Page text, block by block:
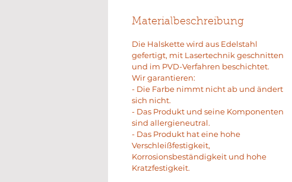
Materialbeschreibung
Die Halskette wird aus Edelstahl
gefertigt, mit Lasertechnik geschnitten
und im PVD-Verfahren beschichtet.
Wir garantieren:
- Die Farbe nimmt nicht ab und ändert
sich nicht.
- Das Produkt und seine Komponenten
sind allergieneutral.
- Das Produkt hat eine hohe
Verschleißfestigkeit,
Korrosionsbeständigkeit und hohe
Kratzfestigkeit.